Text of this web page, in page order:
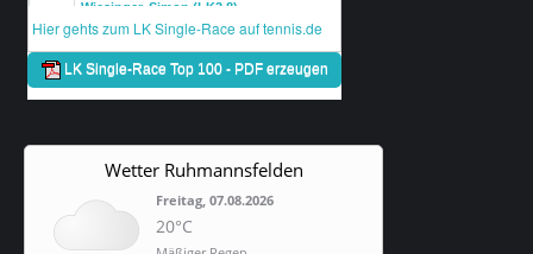
Wetter Ruhmannsfelden
Freitag, 07.08.2026
20°C